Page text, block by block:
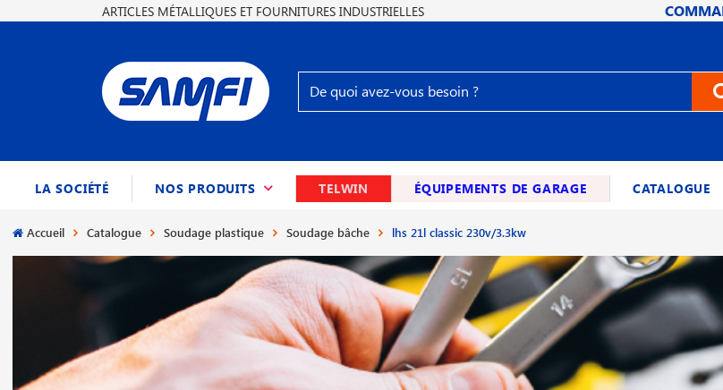
ARTICLES MÉTALLIQUES ET FOURNITURES INDUSTRIELLES
LA SOCIÉTÉ NOS PRODUITS (CURRENT)TELWIN ÉQUIPEMENTS DE GARAGE CATALOGUE
Accueil Catalogue Soudage plastique Soudage bâche lhs 21l classic 230v/3.3kw